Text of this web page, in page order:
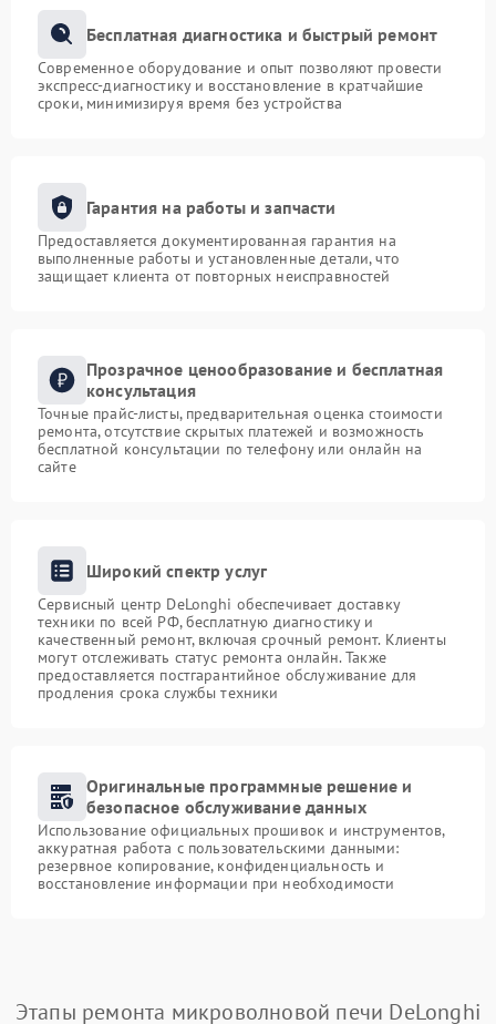
Бесплатная диагностика и быстрый ремонт
Современное оборудование и опыт позволяют провести
экспресс-диагностику и восстановление в кратчайшие
сроки, минимизируя время без устройства
Гарантия на работы и запчасти
Предоставляется документированная гарантия на
выполненные работы и установленные детали, что
защищает клиента от повторных неисправностей
Прозрачное ценообразование и бесплатная
консультация
Точные прайс-листы, предварительная оценка стоимости
ремонта, отсутствие скрытых платежей и возможность
бесплатной консультации по телефону или онлайн на
сайте
Широкий спектр услуг
Сервисный центр DeLonghi обеспечивает доставку
техники по всей РФ, бесплатную диагностику и
качественный ремонт, включая срочный ремонт. Клиенты
могут отслеживать статус ремонта онлайн. Также
предоставляется постгарантийное обслуживание для
продления срока службы техники
Оригинальные программные решение и
безопасное обслуживание данных
Использование официальных прошивок и инструментов,
аккуратная работа с пользовательскими данными:
резервное копирование, конфиденциальность и
восстановление информации при необходимости
Этапы ремонта микроволновой печи DeLonghi